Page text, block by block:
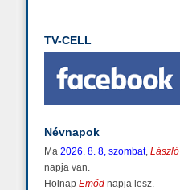
TV-CELL
Névnapok
Ma 2026. 8. 8, szombat, László
napja van.
Holnap Emőd napja lesz.